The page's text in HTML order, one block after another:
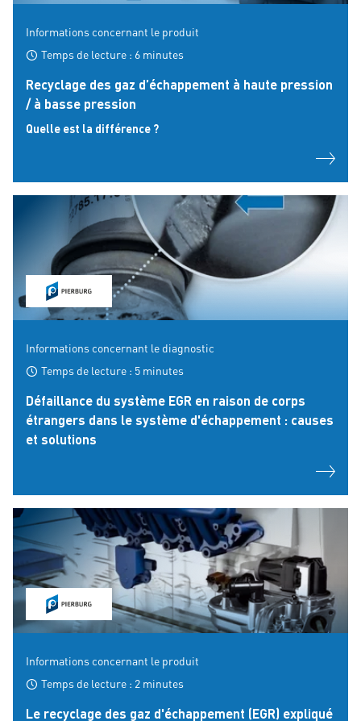
Informations concernant le produit
Temps de lecture : 6 minutes
Recyclage des gaz d’échappement à haute pression
/ à basse pression
Quelle est la différence ?
Informations concernant le diagnostic
Temps de lecture : 5 minutes
Défaillance du système EGR en raison de corps
étrangers dans le système d'échappement : causes
et solutions
Informations concernant le produit
Temps de lecture : 2 minutes
Le recyclage des gaz d'échappement (EGR) expliqué